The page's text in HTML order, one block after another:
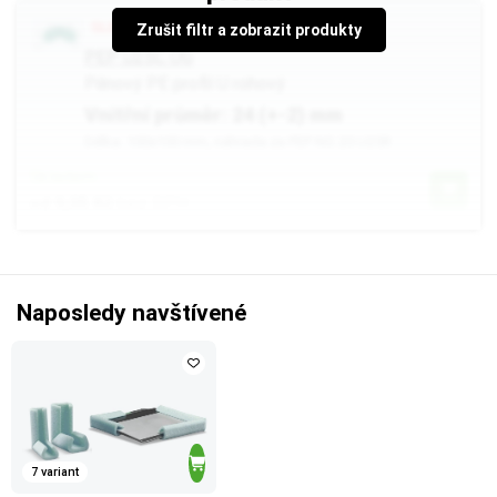
Zrušit filtr a zobrazit produkty
SLEVA až -10%
PEP U25C OG
Naposledy navštívené
7 variant